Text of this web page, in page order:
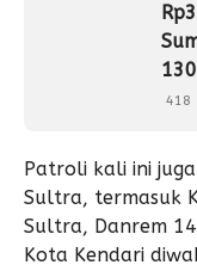
418
Patroli kali ini
Sultra, termasuk
Sultra, Danrem
Kota Kendari